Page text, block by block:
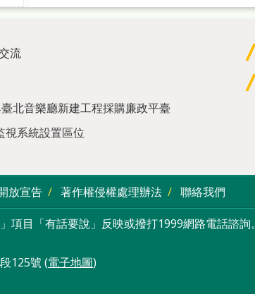
流
北音樂廳新建工程採購廉政平臺
視系統設置區位
放宣告 著作權侵權處理辦法 聯絡我們
目「有話要說」反映或撥打1999網路電話諮詢。
125號 (電子地圖)